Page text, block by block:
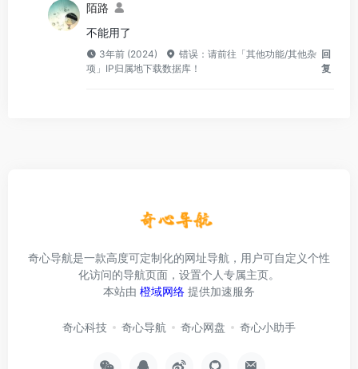
陌路
不能用了
3年前 (2024)
错误：请前往「其他功能/其他杂
项」IP归属地下载数据库！
回
复
奇心导航是一款高度可定制化的网址导航，用户可自定义个性
化访问的导航页面，设置个人专属主页。
本站由 橙域网络 提供加速服务
奇心科技 奇心导航 奇心网盘 奇心小助手